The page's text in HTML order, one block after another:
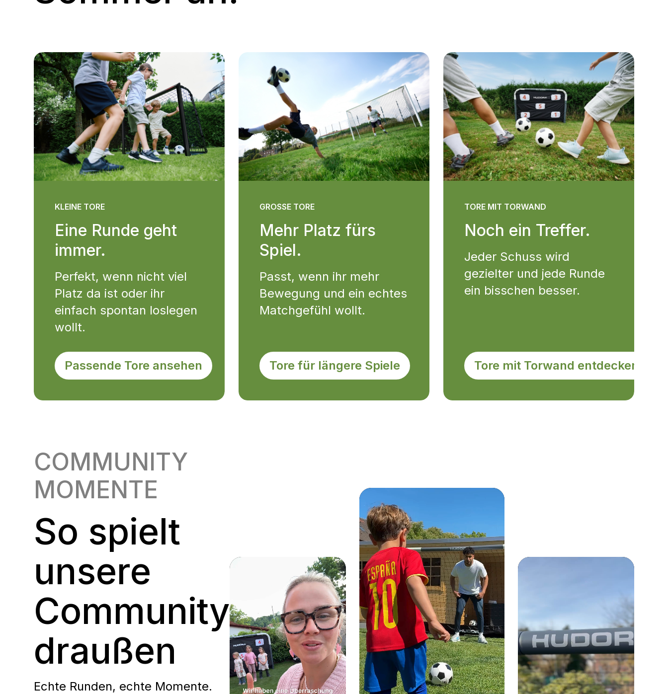
KLEINE TORE
Eine Runde geht
immer.
Perfekt, wenn nicht viel
Platz da ist oder ihr
einfach spontan loslegen
wollt.
Passende Tore ansehen
GROSSE TORE
Mehr Platz fürs
Spiel.
Passt, wenn ihr mehr
Bewegung und ein echtes
Matchgefühl wollt.
Tore für längere Spiele
TORE MIT TORWAND
Noch ein Treffer.
Jeder Schuss wird
gezielter und jede Runde
ein bisschen besser.
Tore mit Torwand entdecken
COMMUNITY
MOMENTE
So spielt
unsere
Community
draußen
Echte Runden, echte Momente.